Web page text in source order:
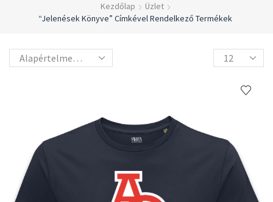
Kezdőlap
Üzlet
“Jelenések Könyve” Címkével Rendelkező Termékek